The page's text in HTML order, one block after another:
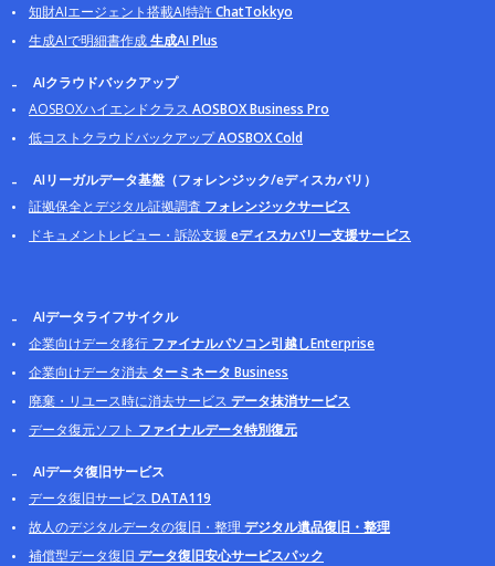
知財AIエージェント搭載AI特許ChatTokkyo
生成AIで明細書作成生成AI Plus
AIクラウドバックアップ
AOSBOXハイエンドクラス AOSBOX Business Pro
低コストクラウドバックアップAOSBOX Cold
AIリーガルデータ基盤（フォレンジック/eディスカバリ）
証拠保全とデジタル証拠調査 フォレンジックサービス
ドキュメントレビュー・訴訟支援 eディスカバリー支援サービス
AIデータライフサイクル
企業向けデータ移行 ファイナルパソコン引越しEnterprise
企業向けデータ消去 ターミネータ Business
廃棄・リユース時に消去サービス データ抹消サービス
データ復元ソフト ファイナルデータ特別復元
AIデータ復旧サービス
データ復旧サービス DATA119
故人のデジタルデータの復旧・整理 デジタル遺品復旧・整理
補償型データ復旧 データ復旧安心サービスパック